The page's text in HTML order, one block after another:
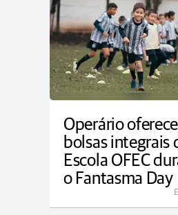
Operário
bolsas integrais
Escola OFEC
o Fantasma Day